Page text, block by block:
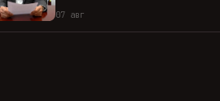
07 авг